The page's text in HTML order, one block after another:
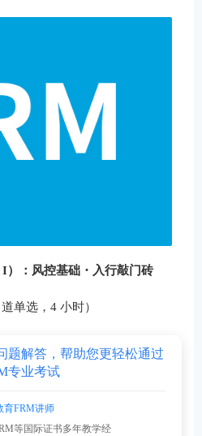
）：风控基础・入行敲门砖
单选，4 小时）
题解答，帮助您更轻松通过
专业考试
育FRM讲师
等国际证书多年教学经